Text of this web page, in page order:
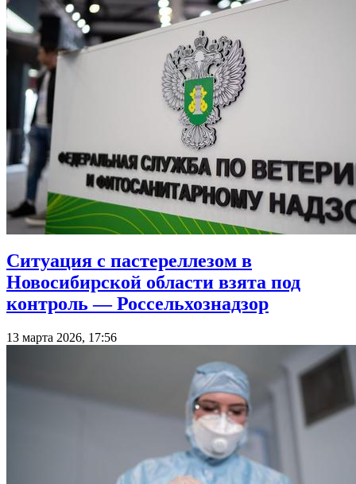
Ситуация с пастереллезом в
Новосибирской области взята под
контроль — Россельхознадзор
13 марта 2026, 17:56